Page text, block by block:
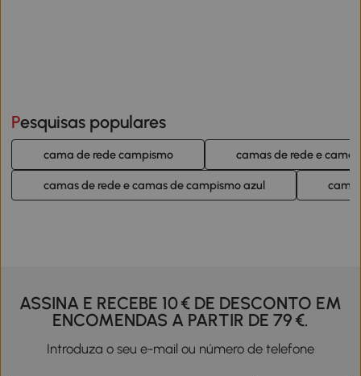
Pesquisas populares
cama de rede campismo camas de rede e
camas de rede e camas de campismo azul
ASSINA E RECEBE 10 € DE DESCONTO EM
ENCOMENDAS A PARTIR DE 79 €.
Introduza o seu e-mail ou número de telefone